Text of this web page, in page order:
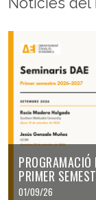
PROGRAMACIÓ
PRIMER
01/09/26